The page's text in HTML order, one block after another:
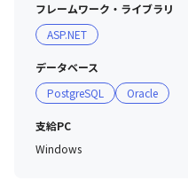
フレームワーク・ライブラリ
ASP.NET
データベース
PostgreSQL
Oracle
支給PC
Windows